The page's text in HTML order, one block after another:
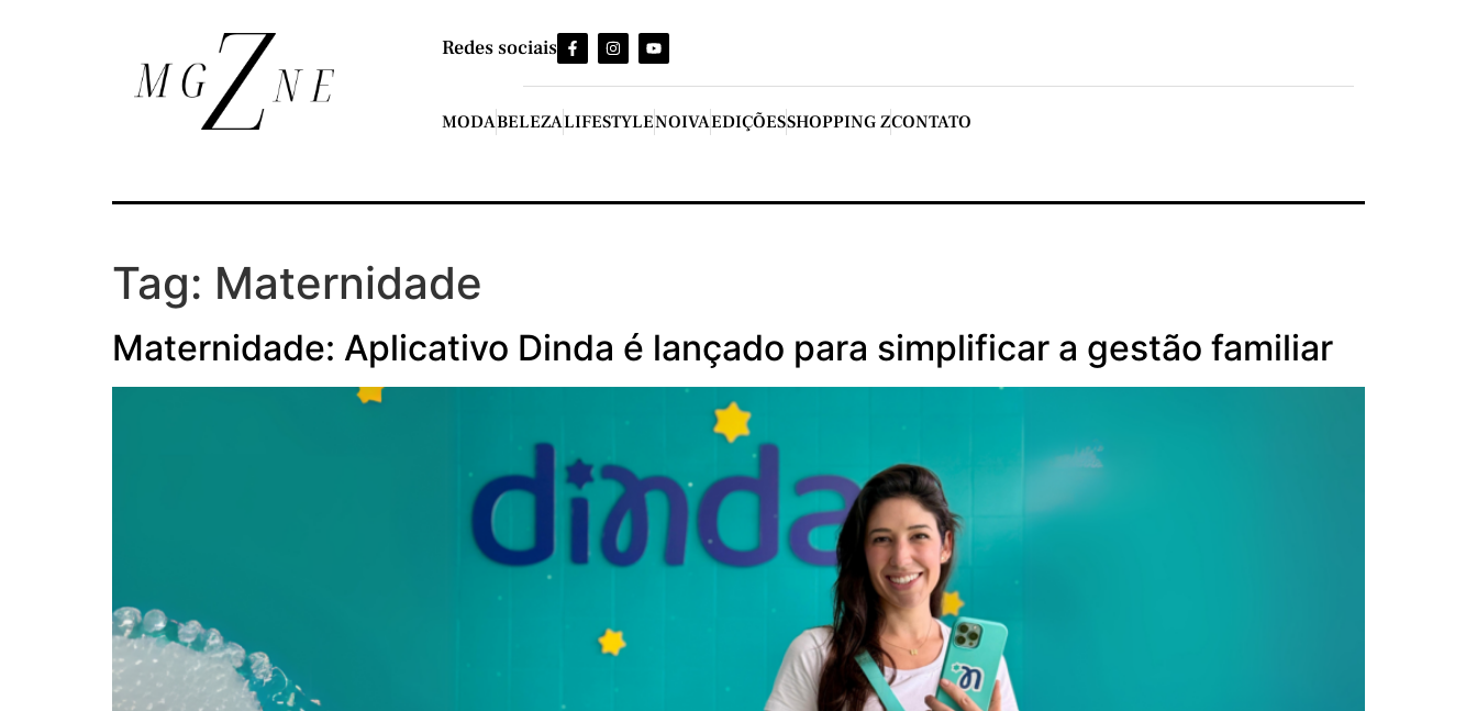
Redes sociais
MODABELEZALIFESTYLENOIVAEDIÇÕESSHOPPING ZCONTATO
Tag: Maternidade
Maternidade: Aplicativo Dinda é lançado para simplificar a gestão familiar